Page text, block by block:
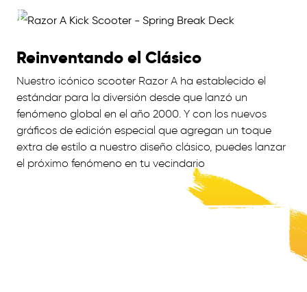
Reinventando el Clásico
Nuestro icónico scooter Razor A ha establecido el
estándar para la diversión desde que lanzó un
fenómeno global en el año 2000. Y con los nuevos
gráficos de edición especial que agregan un toque
extra de estilo a nuestro diseño clásico, puedes lanzar
el próximo fenómeno en tu vecindario